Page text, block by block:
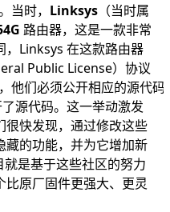
当时， Linksys （当时属
路由器，这是一款非常
，Linksys 在这款路由器
Public License）协议
他们必须公开相应的源代码
源代码。这一举动激发
很快发现，通过修改这些
藏的功能，并为它增加新
是基于这些社区的努力
原厂固件更强大、更灵